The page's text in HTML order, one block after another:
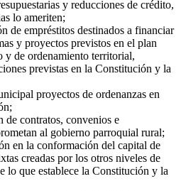
y reducciones de crédito,
lo ameriten;
de empréstitos destinados a financiar
y proyectos previstos en el plan
y de ordenamiento territorial,
previstas en la Constitución y la
proyectos de ordenanzas en
de contratos, convenios e
al gobierno parroquial rural;
en la conformación del capital de
creadas por los otros niveles de
lo que establece la Constitución y la